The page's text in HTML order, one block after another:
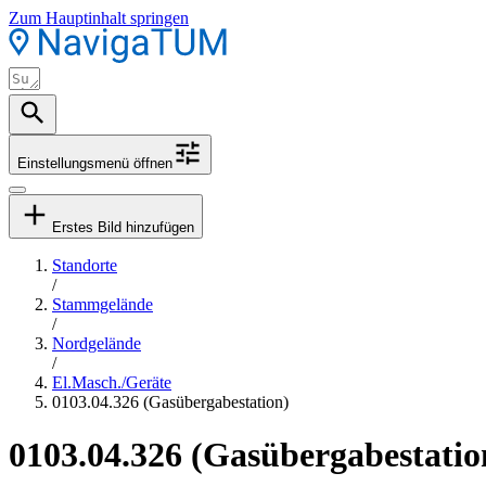
Zum Hauptinhalt springen
Einstellungsmenü öffnen
Erstes Bild hinzufügen
Standorte
/
Stammgelände
/
Nordgelände
/
El.Masch./Geräte
0103.04.326 (Gasübergabestation)
0103.04.326